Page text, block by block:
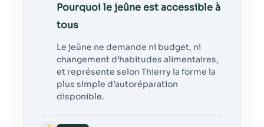
Pourquoi le jeûne est accessible à
tous
Le jeûne ne demande ni budget, ni
changement d’habitudes alimentaires,
et représente selon Thierry la forme la
plus simple d’autoréparation
disponible.